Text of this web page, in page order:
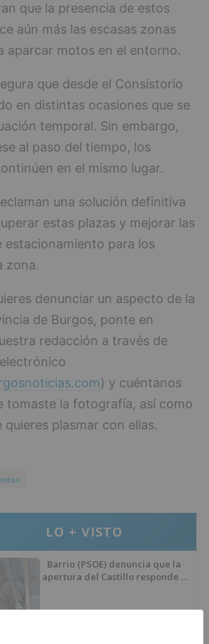
que la presencia de estos
aún más las escasas zonas
aparcar motos en el entorno.
que desde el Consistorio
en distintas ocasiones que se
temporal. Sin embargo,
al paso del tiempo, los
en el mismo lugar.
una solución definitiva
estas plazas y mejorar las
estacionamiento para los
zona.
denunciar un aspecto de la
de Burgos, ponte en
redacción a través de
) y cuéntanos
tomaste la fotografía, así como
quieres plasmar con ellas.
LO + VISTO
Barrio (PSOE) denuncia que la
apertura del Castillo responde a